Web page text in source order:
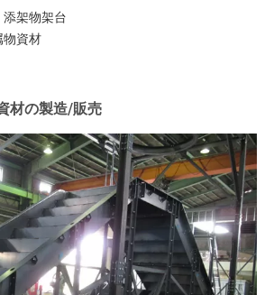
架物架台
資材
材の製造/販売